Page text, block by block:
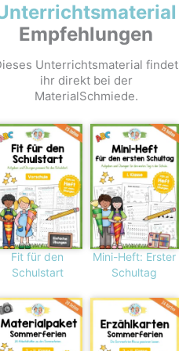
Empfehlungen
Unterrichtsmaterial findet
ihr direkt bei der
MaterialSchmiede.
Fit für den
Schulstart
Mini-Heft: Erster
Schultag